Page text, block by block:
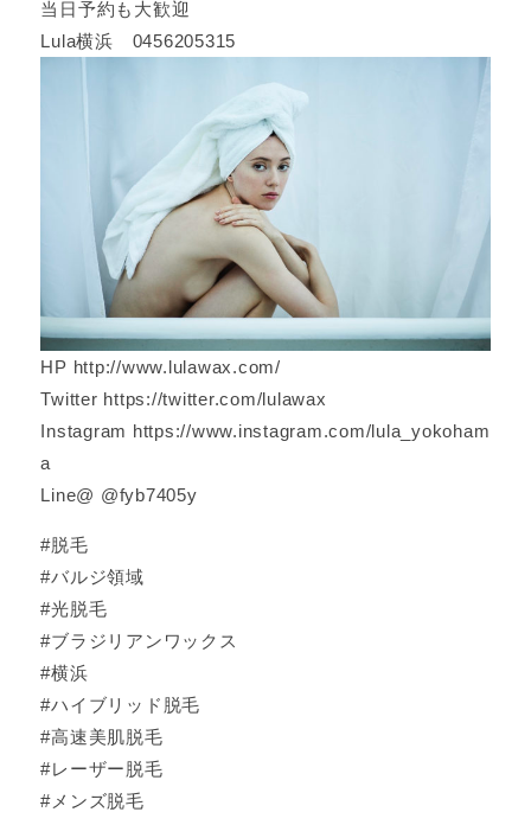
当日予約も大歓迎
Lula横浜 0456205315
HP http://www.lulawax.com/
Twitter https://twitter.com/lulawax
Instagram https://www.instagram.com/lula_yokoham
a
Line@ @fyb7405y
#脱毛
#バルジ領域
#光脱毛
#ブラジリアンワックス
#横浜
#ハイブリッド脱毛
#高速美肌脱毛
#レーザー脱毛
#メンズ脱毛